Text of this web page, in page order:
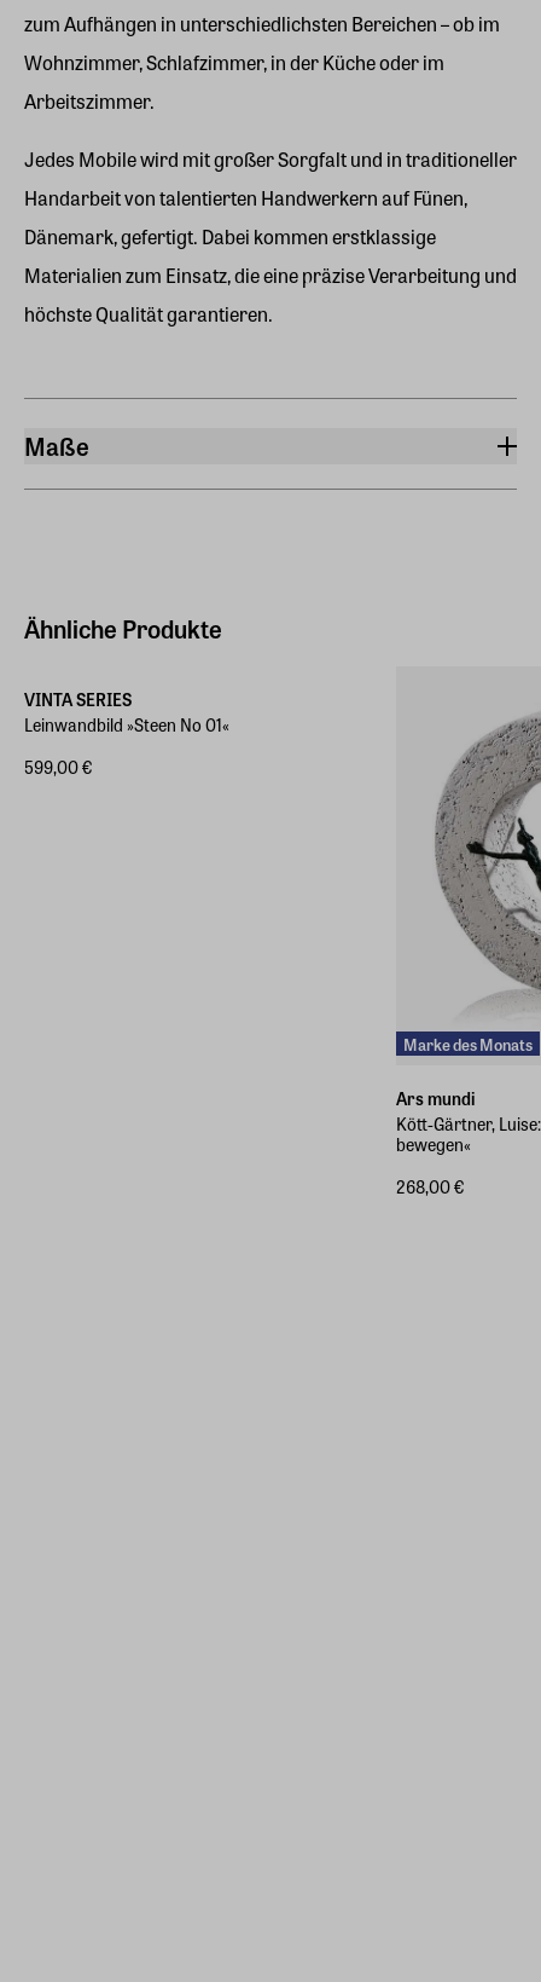
zum Aufhängen in unterschiedlichsten Bereichen – ob im
Wohnzimmer, Schlafzimmer, in der Küche oder im
Arbeitszimmer.
Jedes Mobile wird mit großer Sorgfalt und in traditioneller
Handarbeit von talentierten Handwerkern auf Fünen,
Dänemark, gefertigt. Dabei kommen erstklassige
Materialien zum Einsatz, die eine präzise Verarbeitung und
höchste Qualität garantieren.
Maße
Gewicht
Ähnliche Produkte
Verschiedene Größen
VINTA SERIES
Leinwandbild »Steen No 01«
599,00 €
Marke des Monats
Ars mundi
Kött-Gärtner,
bewegen«
268,00 €